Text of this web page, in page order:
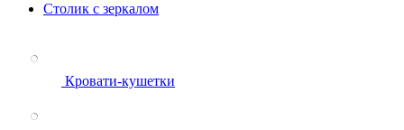
Столик с зеркалом
Кровати-кушетки